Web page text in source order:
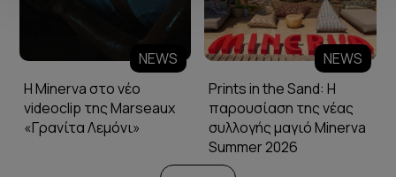
NEWS
Η Minerva στο νέο
videoclip της Marseaux
«Γρανίτα Λεμόνι»
NEWS
Prints in the Sand: Η
παρουσίαση της νέας
συλλογής μαγιό Minerva
Summer 2026